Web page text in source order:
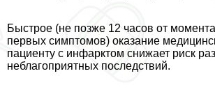
Быстрое (не позже 12 часов от
первых симптомов) оказание
пациенту с инфарктом снижает риск
нeблагоприятных последствий.